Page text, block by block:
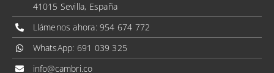
Mis direcciones
Mis datos personales
41015 Sevilla, España
Llámenos ahora: 954 674 772
WhatsApp: 691 039 325
info@cambri.co